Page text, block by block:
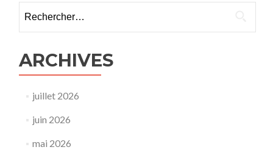
ARCHIVES
juillet 2026
juin 2026
mai 2026